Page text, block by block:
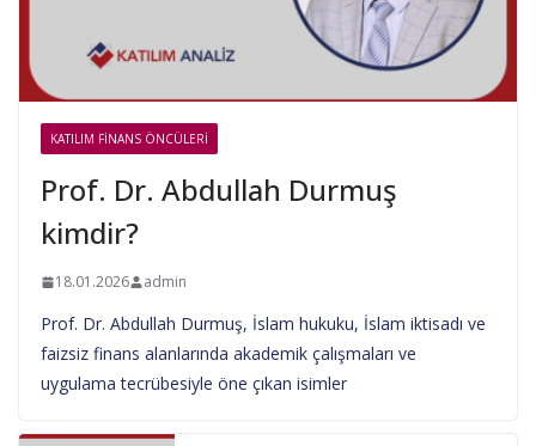
KATILIM FINANS ÖNCÜLERI
Prof. Dr. Abdullah Durmuş
kimdir?
18.01.2026 admin
Prof. Dr. Abdullah Durmuş, İslam hukuku, İslam iktisadı ve
faizsiz finans alanlarında akademik çalışmaları ve
uygulama tecrübesiyle öne çıkan isimler